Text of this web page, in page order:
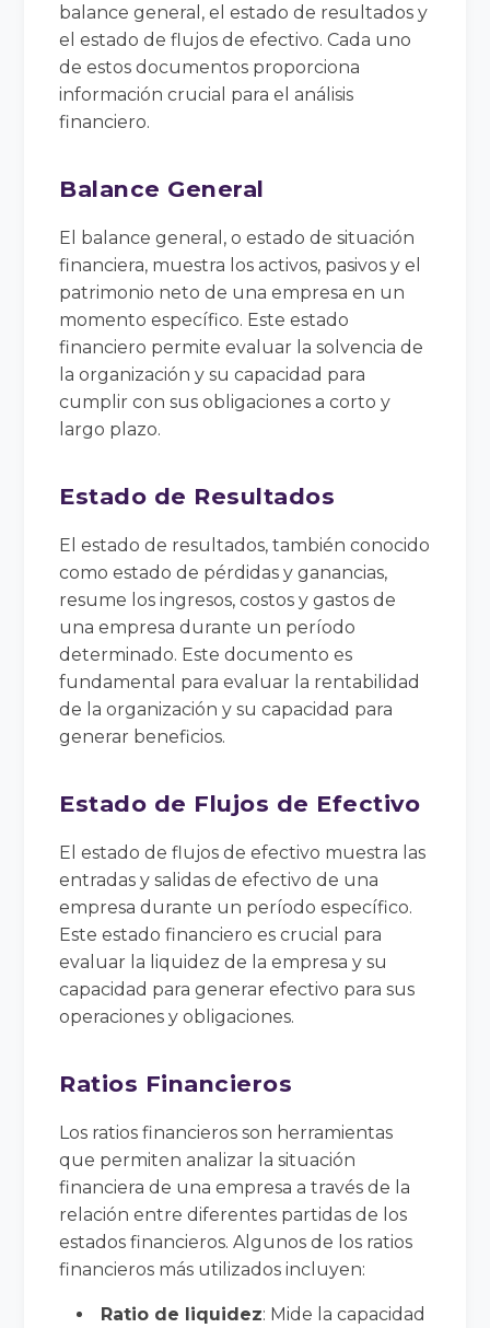
balance general, el estado de resultados y
el estado de flujos de efectivo. Cada uno
de estos documentos proporciona
información crucial para el análisis
financiero.
Balance General
El balance general, o estado de situación
financiera, muestra los activos, pasivos y el
patrimonio neto de una empresa en un
momento específico. Este estado
financiero permite evaluar la solvencia de
la organización y su capacidad para
cumplir con sus obligaciones a corto y
largo plazo.
Estado de Resultados
El estado de resultados, también conocido
como estado de pérdidas y ganancias,
resume los ingresos, costos y gastos de
una empresa durante un período
determinado. Este documento es
fundamental para evaluar la rentabilidad
de la organización y su capacidad para
generar beneficios.
Estado de Flujos de Efectivo
El estado de flujos de efectivo muestra las
entradas y salidas de efectivo de una
empresa durante un período específico.
Este estado financiero es crucial para
evaluar la liquidez de la empresa y su
capacidad para generar efectivo para sus
operaciones y obligaciones.
Ratios Financieros
Los ratios financieros son herramientas
que permiten analizar la situación
financiera de una empresa a través de la
relación entre diferentes partidas de los
estados financieros. Algunos de los ratios
financieros más utilizados incluyen:
Ratio de liquidez: Mide la capacidad